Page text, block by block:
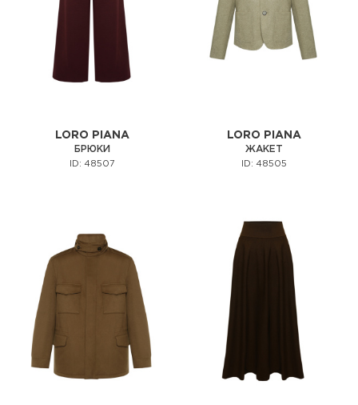
LORO PIANA
БРЮКИ
ID: 48507
LORO PIANA
ЖАКЕТ
ID: 48505